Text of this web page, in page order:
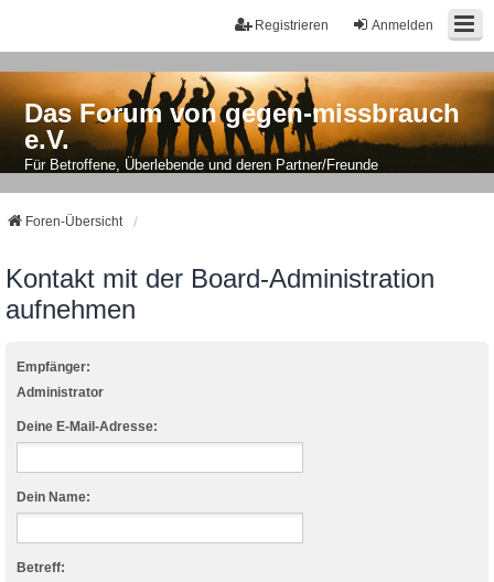
Anmelden
Registrieren
Das Forum von gegen-missbrauch
e.V.
Für Betroffene, Überlebende und deren Partner/Freunde
Foren-Übersicht
Kontakt mit der Board-Administration
aufnehmen
Empfänger:
Administrator
Deine E-Mail-Adresse:
Dein Name:
Betreff: